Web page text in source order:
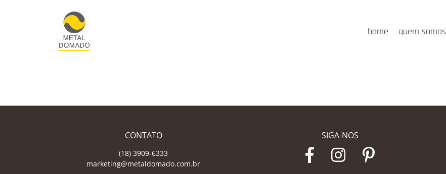
home quem somos
CONTATO
(18) 3909-6333
marketing@metaldomado.com.br
SIGA-NOS